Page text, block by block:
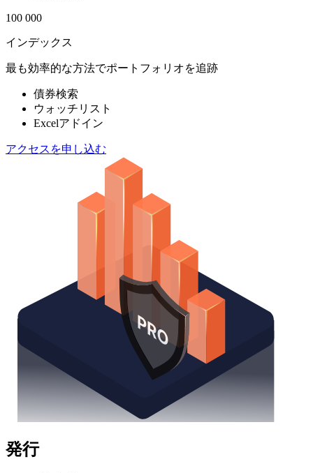
100 000
インデックス
最も効率的な方法でポートフォリオを追跡
債券検索
ウォッチリスト
Excelアドイン
アクセスを申し込む
発行